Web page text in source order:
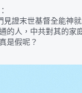
證末世基督全能神就
的人，中共對其的家
是假呢？